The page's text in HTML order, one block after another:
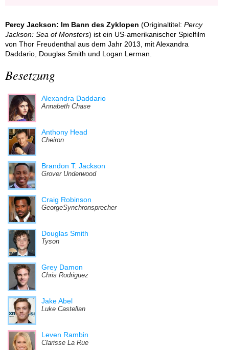
Percy Jackson: Im Bann des Zyklopen (Originaltitel: Percy
Jackson: Sea of Monsters) ist ein US-amerikanischer Spielfilm
von Thor Freudenthal aus dem Jahr 2013, mit Alexandra
Daddario, Douglas Smith und Logan Lerman.
Besetzung
Alexandra Daddario
Annabeth Chase
Anthony Head
Cheiron
Brandon T. Jackson
Grover Underwood
Craig Robinson
GeorgeSynchronsprecher
Douglas Smith
Tyson
Grey Damon
Chris Rodriguez
Jake Abel
Luke Castellan
Leven Rambin
Clarisse La Rue